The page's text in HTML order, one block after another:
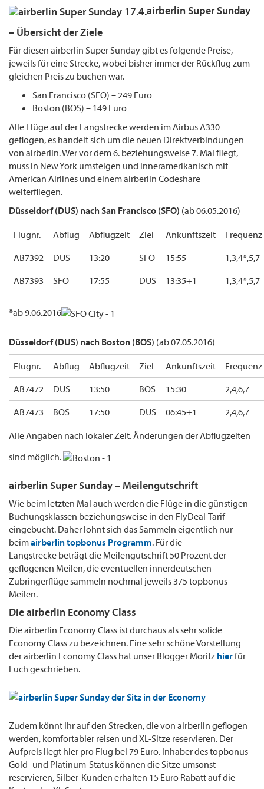
airberlin Super Sunday
– Übersicht der Ziele
Für diesen airberlin Super Sunday gibt es folgende Preise,
jeweils für eine Strecke, wobei bisher immer der Rückflug zum
gleichen Preis zu buchen war.
San Francisco (SFO) – 249 Euro
Boston (BOS) – 149 Euro
Alle Flüge auf der Langstrecke werden im Airbus A330
geflogen, es handelt sich um die neuen Direktverbindungen
von airberlin. Wer vor dem 6. beziehungsweise 7. Mai fliegt,
muss in New York umsteigen und inneramerikanisch mit
American Airlines und einem airberlin Codeshare
weiterfliegen.
Düsseldorf (DUS) nach San Francisco (SFO) (ab 06.05.2016)
Flugnr. Abflug Abflugzeit Ziel Ankunftszeit
Frequenz
AB7392
DUS 13:20 SFO 15:55
1,3,4*,5,7
AB7393
SFO 17:55 DUS 13:35+1 1,3,4*,5,7
*ab 9.06.2016
Düsseldorf (DUS) nach Boston (BOS) (ab 07.05.2016)
Flugnr. Abflug Abflugzeit Ziel Ankunftszeit
Frequenz
AB7472
DUS 13:50 BOS 15:30
2,4,6,7
AB7473
BOS 17:50 DUS 06:45+1
2,4,6,7
Alle Angaben nach lokaler Zeit. Änderungen der Abflugzeiten
sind möglich.
airberlin Super Sunday – Meilengutschrift
Wie beim letzten Mal auch werden die Flüge in die günstigen
Buchungsklassen beziehungsweise in den FlyDeal-Tarif
eingebucht. Daher lohnt sich das Sammeln eigentlich nur
beimairberlin topbonus Programm. Für die
Langstrecke beträgt die Meilengutschrift 50 Prozent der
geflogenen Meilen, die eventuellen innerdeutschen
Zubringerflüge sammeln nochmal jeweils 375 topbonus
Meilen.
Die airberlin Economy Class
Die airberlin Economy Class ist durchaus als sehr solide
Economy Class zu bezeichnen. Eine sehr schöne Vorstellung
der airberlin Economy Class hat unser Blogger Moritz hierfür
Euch geschrieben.
Zudem könnt Ihr auf den Strecken, die von airberlin geflogen
werden, komfortabler reisen und XL-Sitze reservieren. Der
Aufpreis liegt hier pro Flug bei 79 Euro. Inhaber des topbonus
Gold- und Platinum-Status können die Sitze umsonst
reservieren, Silber-Kunden erhalten 15 Euro Rabatt auf die